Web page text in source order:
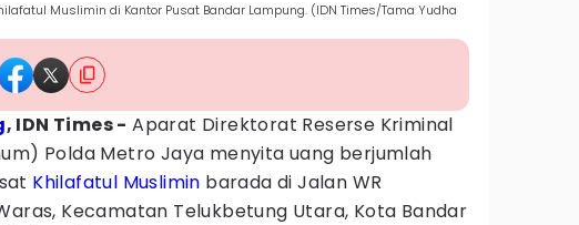
Muslimin di Kantor Pusat Bandar Lampung. (IDN Times/Tama Yudha
, IDN Times - Aparat Direktorat Reserse Kriminal
Polda Metro Jaya menyita uang berjumlah
Khilafatul Muslimin barada di Jalan WR
Kecamatan Telukbetung Utara, Kota Bandar